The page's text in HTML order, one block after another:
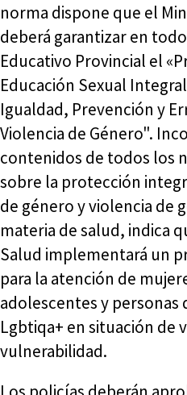
norma dispone que el
deberá garantizar en
Educativo Provincial el
Educación Sexual
Igualdad, Prevención y
Violencia de Género".
contenidos de todos los
sobre la protección
de género y violencia de
materia de salud, indica
Salud implementará un
para la atención de
adolescentes y personas
Lgbtiqa+ en situación de
vulnerabilidad.